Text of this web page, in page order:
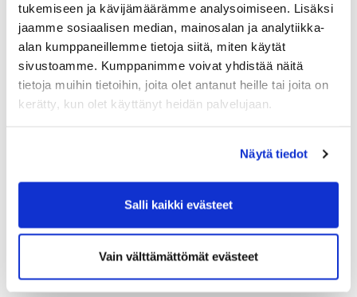
tukemiseen ja kävijämäärämme analysoimiseen. Lisäksi
jaamme sosiaalisen median, mainosalan ja analytiikka-
alan kumppaneillemme tietoja siitä, miten käytät
sivustoamme. Kumppanimme voivat yhdistää näitä
tietoja muihin tietoihin, joita olet antanut heille tai joita on
kerätty, kun olet käyttänyt heidän palvelujaan.
Näytä tiedot
Salli kaikki evästeet
Vain välttämättömät evästeet
Tulette saamaan tämän vuoden aikana kyselykutsun
sähköpostiinne, johon lämpimästi toivomme
vastaavanne.
Ystävällisin terveisin,